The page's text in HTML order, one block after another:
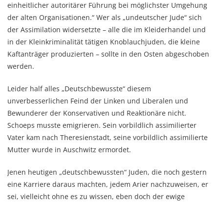
einheitlicher autoritärer Führung bei möglichster Umgehung
der alten Organisationen.“ Wer als „undeutscher Jude“ sich
der Assimilation widersetzte – alle die im Kleiderhandel und
in der Kleinkriminalität tätigen Knoblauchjuden, die kleine
Kaftanträger produzierten – sollte in den Osten abgeschoben
werden.
Leider half alles „Deutschbewusste“ diesem
unverbesserlichen Feind der Linken und Liberalen und
Bewunderer der Konservativen und Reaktionäre nicht.
Schoeps musste emigrieren. Sein vorbildlich assimilierter
Vater kam nach Theresienstadt, seine vorbildlich assimilierte
Mutter wurde in Auschwitz ermordet.
Jenen heutigen „deutschbewussten“ Juden, die noch gestern
eine Karriere daraus machten, jedem Arier nachzuweisen, er
sei, vielleicht ohne es zu wissen, eben doch der ewige